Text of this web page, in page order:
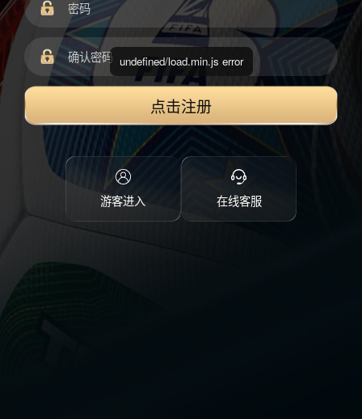
点击注册
游客进入 在线客服
undefined/load.min.js error